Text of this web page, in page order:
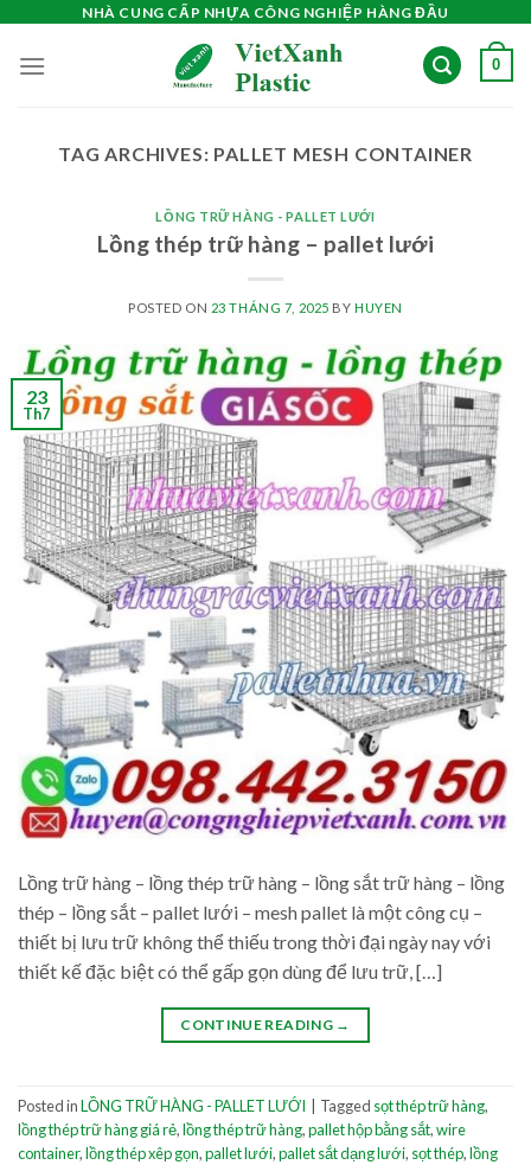
content
NHÀ CUNG CẤP NHỰA CÔNG NGHIỆP HÀNG ĐẦU
0
TAG ARCHIVES: PALLET MESH CONTAINER
LỒNG TRỮ HÀNG - PALLET LƯỚI
Lồng thép trữ hàng – pallet lưới
POSTED ON 23 THÁNG 7, 2025 BY HUYEN
23
Th7
Lồng trữ hàng – lồng thép trữ hàng – lồng sắt trữ hàng – lồng
thép – lồng sắt – pallet lưới – mesh pallet là một công cụ –
thiết bị lưu trữ không thể thiếu trong thời đại ngày nay với
thiết kế đặc biệt có thể gấp gọn dùng để lưu trữ, […]
CONTINUE READING →
Posted inLỒNG TRỮ HÀNG - PALLET LƯỚI Tagged sọt thép trữ hàng,
lồng thép trữ hàng giá rẻ,lồng thép trữ hàng,pallet hộp bằng sắt,wire
container,lồng thép xêp gọn,pallet lưới,pallet sắt dạng lưới, sọt thép,lồng